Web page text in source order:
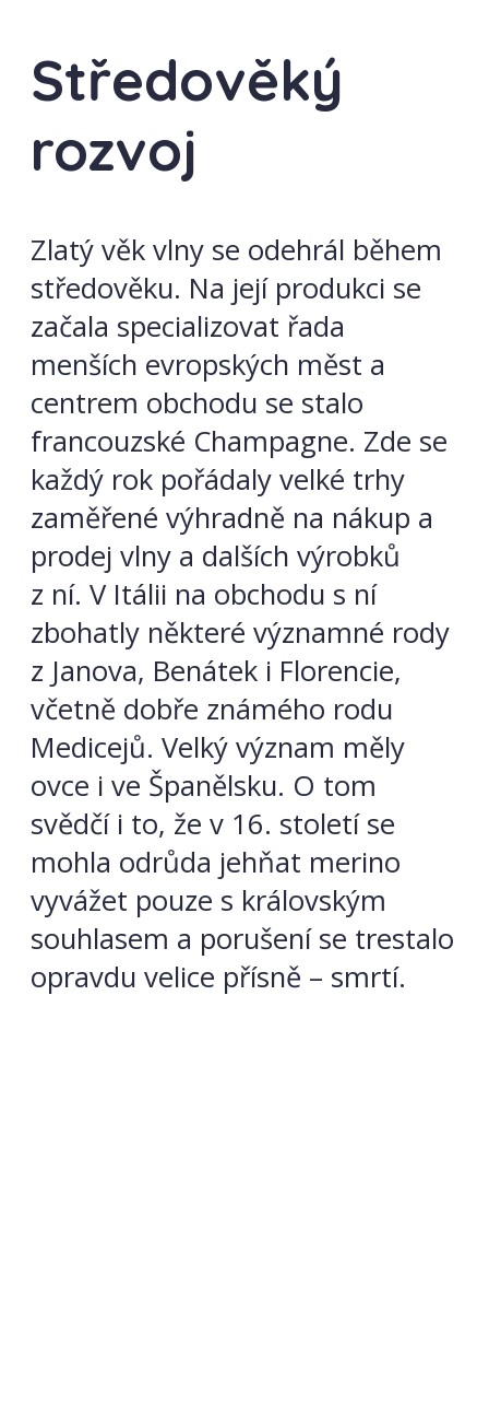
Středověký
rozvoj
Zlatý věk vlny se odehrál během
středověku. Na její produkci se
začala specializovat řada
menších evropských měst a
centrem obchodu se stalo
francouzské Champagne. Zde se
každý rok pořádaly velké trhy
zaměřené výhradně na nákup a
prodej vlny a dalších výrobků
z ní. V Itálii na obchodu s ní
zbohatly některé významné rody
z Janova, Benátek i Florencie,
včetně dobře známého rodu
Medicejů. Velký význam měly
ovce i ve Španělsku. O tom
svědčí i to, že v 16. století se
mohla odrůda jehňat merino
vyvážet pouze s královským
souhlasem a porušení se trestalo
opravdu velice přísně – smrtí.